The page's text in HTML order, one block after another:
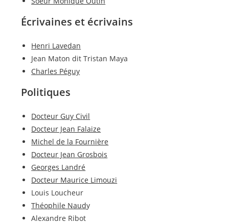
Écrivaines et écrivains
Henri Lavedan
Jean Maton dit Tristan Maya
Charles Péguy
Politiques
Docteur Guy Civil
Docteur Jean Falaize
Michel de la Fournière
Docteur Jean Grosbois
Georges Landré
Docteur Maurice Limouzi
Louis Loucheur
Théophile Naudy
Alexandre Ribot